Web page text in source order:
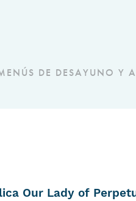
DE DESAYUNO Y
Our Lady of